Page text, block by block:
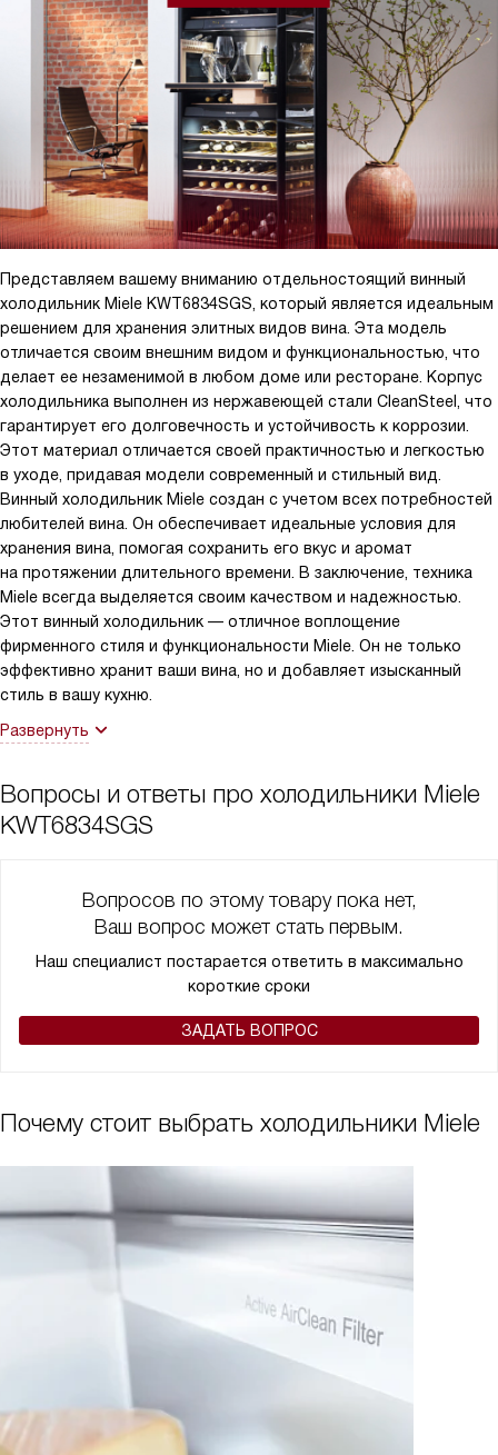
Но главное, конечно, не внешний вид, а функциональность. И
здесь этот шкаф превзошел все мои ожидания.
Вместительность в 178 бутылок - это просто супер! Мы любим
вино и часто устраиваем дегустации с друзьями. Теперь у меня
есть где хранить все мои любимые сорта.
Еще одним большим плюсом являются три температурные
зоны. Идеально для разных видов вина. Красное, белое,
розовое - каждому своя температура. При этом, благодаря
системе динамического охлаждения, температура внутри
шкафа всегда стабильна.
Очень удобно, что есть сенсорные переключатели и дисплей
для регулировки и индикации температуры. Все просто и
понятно. И даже если я забуду закрыть дверь, мне об этом
сразу же напомнит акустический и оптический сигнал.
Особенно порадовали деревянные полки и освещение. Вино на
полках выглядит очень презентабельно, а благодаря
освещению его всегда можно хорошо рассмотреть.
И последнее, но не менее важное - это возможность
управлять шкафом дистанционно через WiFi. Это очень
удобно, особенно когда у меня гости и я не хочу отвлекаться
от общения.
В общем, я в восторге от своего нового винного шкафа! Он
стал настоящим украшением моей кухни и незаменимым
рекомендую всем любителям вина!
Представляем вашему вниманию отдельностоящий винный
холодильник Miele KWT6834SGS, который является идеальным
решением для хранения элитных видов вина. Эта модель
отличается своим внешним видом и функциональностью, что
делает ее незаменимой в любом доме или ресторане. Корпус
холодильника выполнен из нержавеющей стали CleanSteel, что
гарантирует его долговечность и устойчивость к коррозии.
Этот материал отличается своей практичностью и легкостью
в уходе, придавая модели современный и стильный вид.
Винный холодильник Miele создан с учетом всех потребностей
любителей вина. Он обеспечивает идеальные условия для
хранения вина, помогая сохранить его вкус и аромат
на протяжении длительного времени. В заключение, техника
Miele всегда выделяется своим качеством и надежностью.
Этот винный холодильник — отличное воплощение
фирменного стиля и функциональности Miele. Он не только
эффективно хранит ваши вина, но и добавляет изысканный
стиль в вашу кухню.
Развернуть
Вопросы и ответы про холодильники Miele
KWT6834SGS
Вопросов по этому товару пока нет,
Ваш вопрос может стать первым.
Наш специалист постарается ответить в максимально
короткие сроки
ЗАДАТЬ ВОПРОС
Почему стоит выбрать холодильники Miele